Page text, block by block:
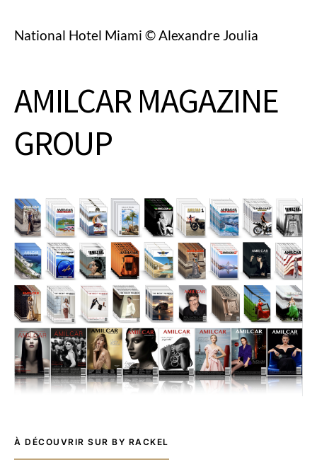
National Hotel Miami © Alexandre Joulia
AMILCAR MAGAZINE
GROUP
À DÉCOUVRIR SUR BY RACKEL